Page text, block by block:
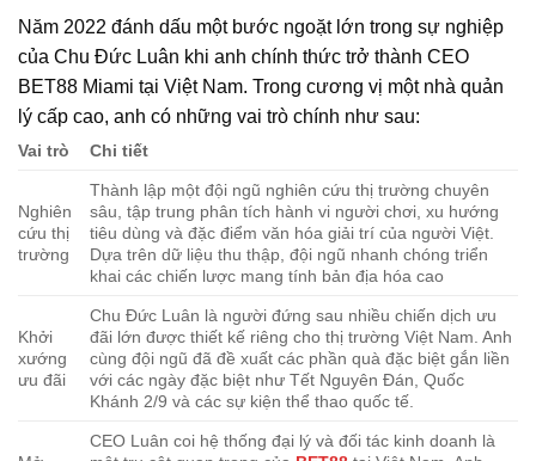
Năm 2022 đánh dấu một bước ngoặt lớn trong sự nghiệp
của Chu Đức Luân khi anh chính thức trở thành CEO
BET88 Miami tại Việt Nam. Trong cương vị một nhà quản
lý cấp cao, anh có những vai trò chính như sau:
Vai trò Chi tiết
Nghiên
cứu thị
trường
Thành lập một đội ngũ nghiên cứu thị trường chuyên
sâu, tập trung phân tích hành vi người chơi, xu hướng
tiêu dùng và đặc điểm văn hóa giải trí của người Việt.
Dựa trên dữ liệu thu thập, đội ngũ nhanh chóng triển
khai các chiến lược mang tính bản địa hóa cao
Khởi
xướng
ưu đãi
Chu Đức Luân là người đứng sau nhiều chiến dịch ưu
đãi lớn được thiết kế riêng cho thị trường Việt Nam. Anh
cùng đội ngũ đã đề xuất các phần quà đặc biệt gắn liền
với các ngày đặc biệt như Tết Nguyên Đán, Quốc
Khánh 2/9 và các sự kiện thể thao quốc tế.
CEO Luân coi hệ thống đại lý và đối tác kinh doanh là